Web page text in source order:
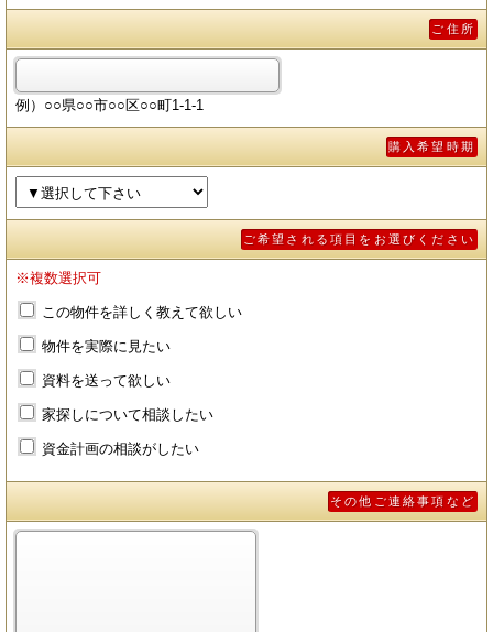
ご住所
例）○○県○○市○○区○○町1-1-1
購入希望時期
ご希望される項目をお選びください
※複数選択可
この物件を詳しく教えて欲しい
物件を実際に見たい
資料を送って欲しい
家探しについて相談したい
資金計画の相談がしたい
その他ご連絡事項など